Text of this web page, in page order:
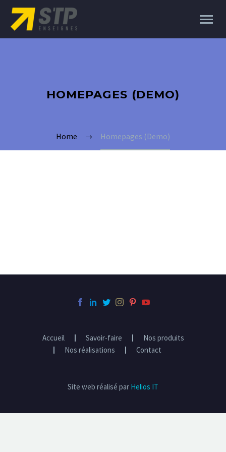
HOMEPAGES (DEMO)
Home Homepages (Demo)
Accueil Savoir-faire
Nos produits
Nos réalisations
Contact
Site web réalisé par Helios IT